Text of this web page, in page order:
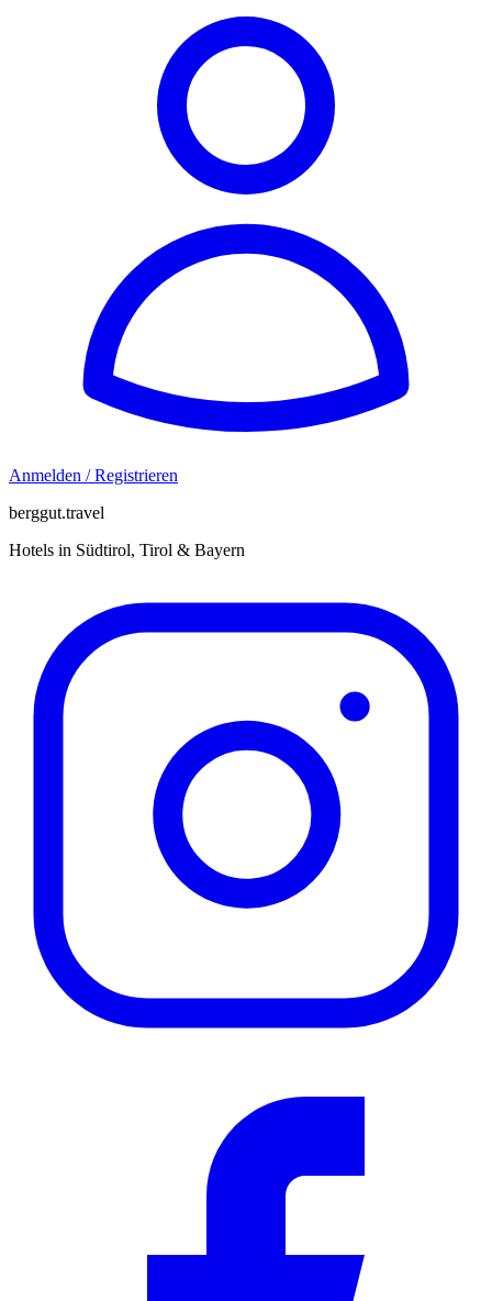
Anmelden / Registrieren
berggut.travel
Hotels in Südtirol, Tirol & Bayern